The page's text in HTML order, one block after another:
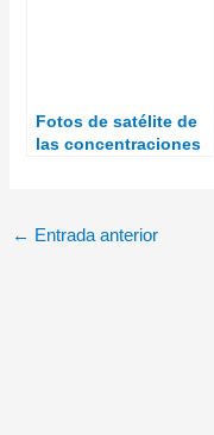
Fotos de satélite de
las concentraciones
← Entrada anterior